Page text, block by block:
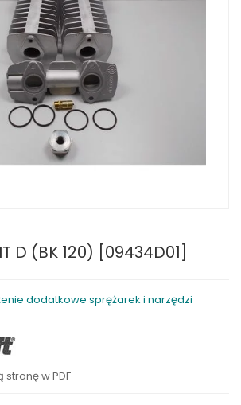
D (BK 120) [09434D01]
dodatkowe sprężarek i narzędzi
w PDF